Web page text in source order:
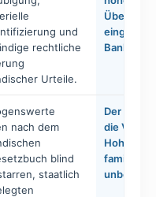
und
rechtliche
Urteile.
nach dem
blind
staatlich
Der Staat
die
Hohes
familiäre